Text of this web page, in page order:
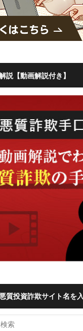
説【動画解説付き】
質投資詐欺サイト名を